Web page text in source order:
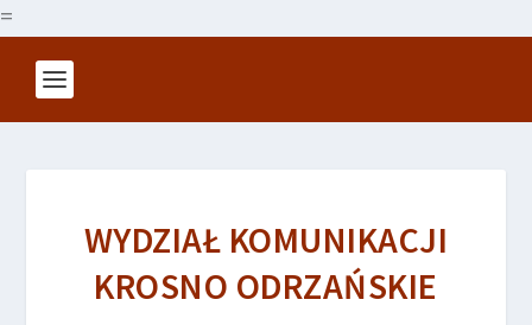
=
WYDZIAŁ KOMUNIKACJI
KROSNO ODRZAŃSKIE